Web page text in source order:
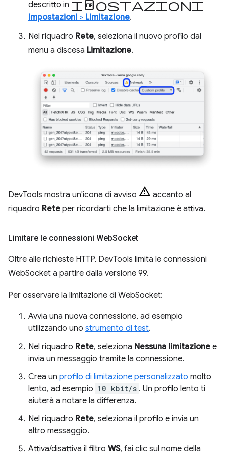
descritto in Impostazioni
Impostazioni > Limitazione.
Nel riquadro Rete, seleziona il nuovo profilo dal
menu a discesa Limitazione.
DevTools mostra un'icona di avviso
accanto al
riquadro Rete per ricordarti che la limitazione è attiva.
Limitare le connessioni WebSocket
Oltre alle richieste HTTP, DevTools limita le connessioni
WebSocket a partire dalla versione 99.
Per osservare la limitazione di WebSocket:
Avvia una nuova connessione, ad esempio
utilizzando uno strumento di test.
Nel riquadro Rete, seleziona Nessuna limitazione e
invia un messaggio tramite la connessione.
Crea un profilo di limitazione personalizzato molto
lento, ad esempio 10 kbit/s . Un profilo lento ti
aiuterà a notare la differenza.
Nel riquadro Rete, seleziona il profilo e invia un
altro messaggio.
Attiva/disattiva il filtro WS, fai clic sul nome della